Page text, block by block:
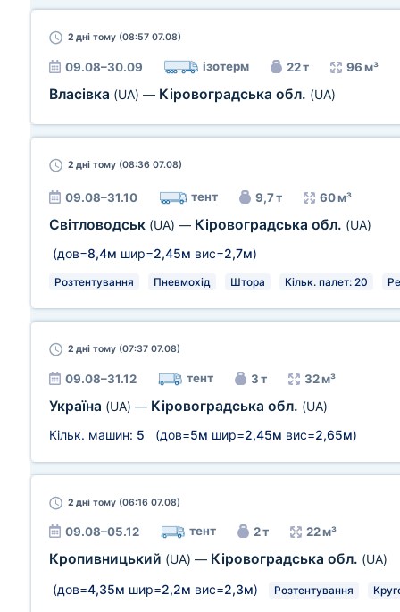
2 дні тому (08:57 07.08)
09.08–30.09 ізотерм 22 т 96 м³
Власівка (UA) — Кіровоградська обл. (UA)
2 дні тому (08:36 07.08)
09.08–31.10 тент 9,7 т 60 м³
Світловодськ (UA) — Кіровоградська обл. (UA)
(дов=8,4м шир=2,45м вис=2,7м)
Розтентування Пневмохід Штора Кільк. палет: 20
2 дні тому (07:37 07.08)
09.08–31.12 тент 3 т 32 м³
Україна (UA) — Кіровоградська обл. (UA)
Кільк. машин: 5 (дов=5м шир=2,45м вис=2,65м)
2 дні тому (06:16 07.08)
09.08–05.12 тент 2 т 22 м³
Кропивницький (UA) — Кіровоградська обл. (UA)
(дов=4,35м шир=2,2м вис=2,3м) Розтентування